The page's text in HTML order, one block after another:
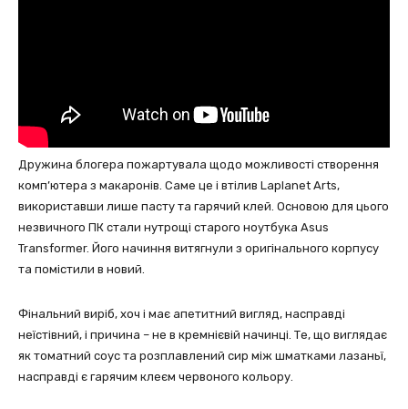
Дружина блогера пожартувала щодо можливості створення
комп’ютера з макаронів. Саме це і втілив Laplanet Arts,
використавши лише пасту та гарячий клей. Основою для цього
незвичного ПК стали нутрощі старого ноутбука Asus
Transformer. Його начиння витягнули з оригінального корпусу
та помістили в новий.
Фінальний виріб, хоч і має апетитний вигляд, насправді
неїстівний, і причина – не в кремнієвій начинці. Те, що виглядає
як томатний соус та розплавлений сир між шматками лазаньї,
насправді є гарячим клеєм червоного кольору.